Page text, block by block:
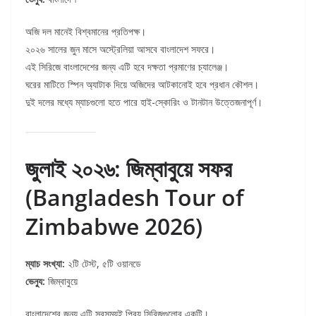
অজি দল মানেই বিশ্বমানের প্রতিপক্ষ।
২০২৬ সালের জুন মাসে অস্ট্রেলিয়া আসবে বাংলাদেশ সফরে।
এই সিরিজে বাংলাদেশের জন্য এটি হবে দক্ষতা প্রমাণের চ্যালেঞ্জ।
ঘরের মাটিতে স্পিন অ্যাটাক দিয়ে অজিদের আটকানোই হবে প্রধান কৌশল।
দুই দলের মধ্যে ম্যাচগুলো হতে পারে হাই-স্কোরিং ও টানটান উত্তেজনাপূর্ণ।
জুলাই ২০২৬: জিম্বাবুয়ে সফর
(Bangladesh Tour of
Zimbabwe 2026)
ম্যাচ সংখ্যা: ২টি টেস্ট, ৫টি ওয়ানডে
ভেন্যু: জিম্বাবুয়ে